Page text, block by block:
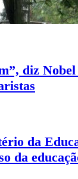
diz Nobel
da
da